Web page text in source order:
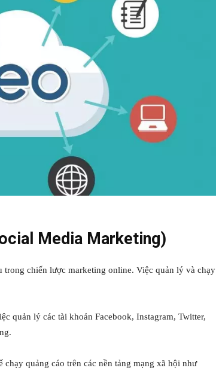
Media Marketing)
trong chiến lược marketing online. Việc quản lý và chạy
quản lý các tài khoản Facebook, Instagram, Twitter,
chạy quảng cáo trên các nền tảng mạng xã hội như